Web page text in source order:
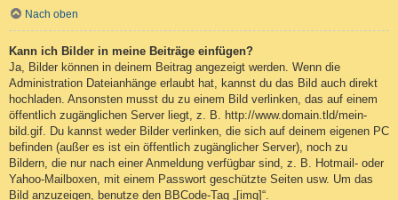
Nach oben
Kann ich Bilder in meine Beiträge einfügen?
Ja, Bilder können in deinem Beitrag angezeigt werden. Wenn die
Administration Dateianhänge erlaubt hat, kannst du das Bild auch direkt
hochladen. Ansonsten musst du zu einem Bild verlinken, das auf einem
öffentlich zugänglichen Server liegt, z. B. http://www.domain.tld/mein-
bild.gif. Du kannst weder Bilder verlinken, die sich auf deinem eigenen PC
befinden (außer es ist ein öffentlich zugänglicher Server), noch zu
Bildern, die nur nach einer Anmeldung verfügbar sind, z. B. Hotmail- oder
Yahoo-Mailboxen, mit einem Passwort geschützte Seiten usw. Um das
Bild anzuzeigen, benutze den BBCode-Tag „[img]“.